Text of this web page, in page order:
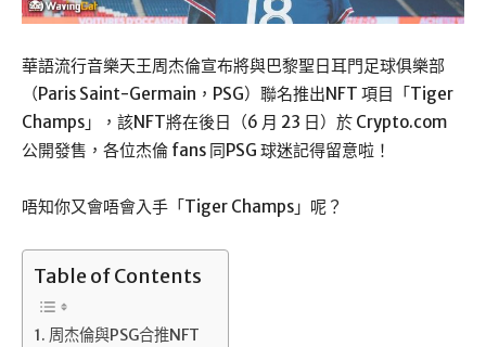
華語流行音樂天王周杰倫宣布將與巴黎聖日耳門足球俱樂部
（Paris Saint-Germain，PSG）聯名推出NFT 項目「Tiger
Champs」，該NFT將在後日（6 月 23 日）於 Crypto.com
公開發售，各位杰倫 fans 同PSG 球迷記得留意啦！
唔知你又會唔會入手「Tiger Champs」呢？
Table of Contents
周杰倫與PSG合推NFT